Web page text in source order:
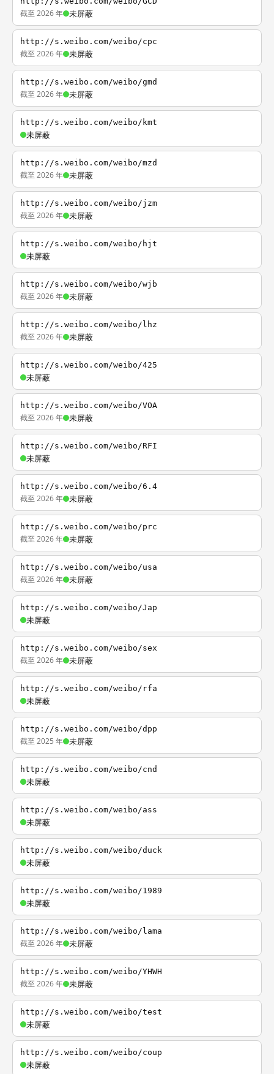
截至 2026 年 未屏蔽
http://s.weibo.com/weibo/cpc
截至 2026 年 未屏蔽
http://s.weibo.com/weibo/gmd
截至 2026 年 未屏蔽
http://s.weibo.com/weibo/kmt
未屏蔽
http://s.weibo.com/weibo/mzd
截至 2026 年 未屏蔽
http://s.weibo.com/weibo/jzm
截至 2026 年 未屏蔽
http://s.weibo.com/weibo/hjt
未屏蔽
http://s.weibo.com/weibo/wjb
截至 2026 年 未屏蔽
http://s.weibo.com/weibo/lhz
截至 2026 年 未屏蔽
http://s.weibo.com/weibo/425
未屏蔽
http://s.weibo.com/weibo/VOA
截至 2026 年 未屏蔽
http://s.weibo.com/weibo/RFI
未屏蔽
http://s.weibo.com/weibo/6.4
截至 2026 年 未屏蔽
http://s.weibo.com/weibo/prc
截至 2026 年 未屏蔽
http://s.weibo.com/weibo/usa
截至 2026 年 未屏蔽
http://s.weibo.com/weibo/Jap
未屏蔽
http://s.weibo.com/weibo/sex
截至 2026 年 未屏蔽
http://s.weibo.com/weibo/rfa
未屏蔽
http://s.weibo.com/weibo/dpp
截至 2025 年 未屏蔽
http://s.weibo.com/weibo/cnd
未屏蔽
http://s.weibo.com/weibo/ass
未屏蔽
http://s.weibo.com/weibo/duck
未屏蔽
http://s.weibo.com/weibo/1989
未屏蔽
http://s.weibo.com/weibo/lama
截至 2026 年 未屏蔽
http://s.weibo.com/weibo/YHWH
截至 2026 年 未屏蔽
http://s.weibo.com/weibo/test
未屏蔽
http://s.weibo.com/weibo/coup
未屏蔽